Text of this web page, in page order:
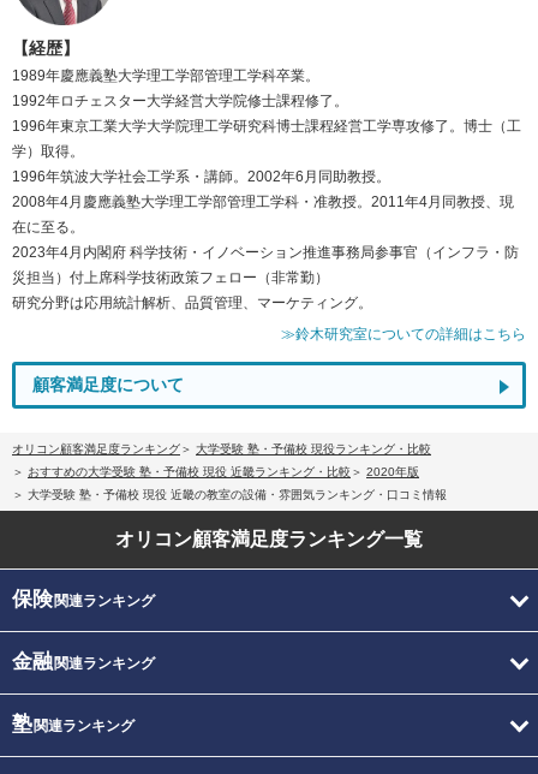
【経歴】
1989年慶應義塾大学理工学部管理工学科卒業。
1992年ロチェスター大学経営大学院修士課程修了。
1996年東京工業大学大学院理工学研究科博士課程経営工学専攻修了。博士（工
学）取得。
1996年筑波大学社会工学系・講師。2002年6月同助教授。
2008年4月慶應義塾大学理工学部管理工学科・准教授。2011年4月同教授、現
在に至る。
2023年4月内閣府 科学技術・イノベーション推進事務局参事官（インフラ・防
災担当）付上席科学技術政策フェロー（非常勤）
研究分野は応用統計解析、品質管理、マーケティング。
≫鈴木研究室についての詳細はこちら
顧客満足度について
オリコン顧客満足度ランキング
大学受験 塾・予備校 現役ランキング・比較
おすすめの大学受験 塾・予備校 現役 近畿ランキング・比較
2020年版
大学受験 塾・予備校 現役 近畿の教室の設備・雰囲気ランキング・口コミ情報
オリコン顧客満足度ランキング一覧
保険関連ランキング
金融関連ランキング
塾関連ランキング